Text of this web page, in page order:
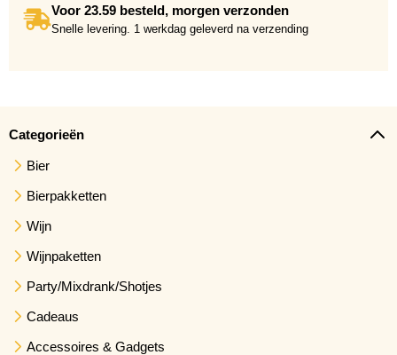
Voor 23.59 besteld, morgen verzonden
Snelle levering. 1 werkdag geleverd na verzending
Categorieën
Bier
Bierpakketten
Wijn
Wijnpaketten
Party/Mixdrank/Shotjes
Cadeaus
Accessoires & Gadgets